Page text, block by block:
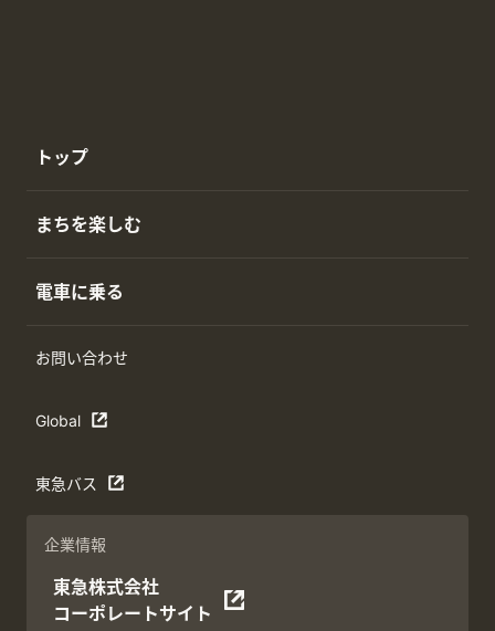
トップ
まちを楽しむ
電車に乗る
お問い合わせ
Global
東急バス
企業情報
東急株式会社
コーポレートサイト